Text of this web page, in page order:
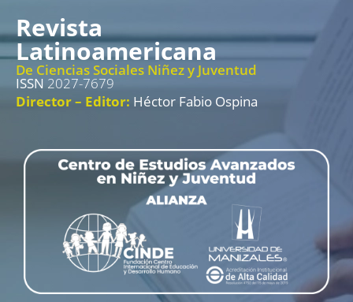
Revista
Latinoamericana
De Ciencias Sociales Niñez y Juventud
ISSN 2027-7679
Director – Editor: Héctor Fabio Ospina